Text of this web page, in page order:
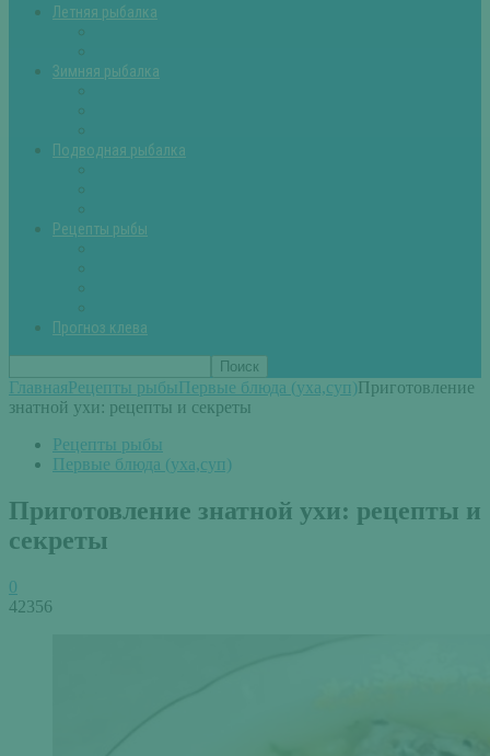
Летняя рыбалка
Зимняя рыбалка
Подводная рыбалка
Рецепты рыбы
Прогноз клева
ГлавнаяРецепты рыбыПервые блюда (уха,суп)Приготовление
знатной ухи: рецепты и секреты
Рецепты рыбы
Первые блюда (уха,суп)
Приготовление знатной ухи: рецепты и
секреты
0
42356